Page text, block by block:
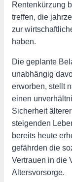
Rentenkürzung
treffen, die
zur
haben.
Die geplante
unabhängig
erworben, stellt
einen
Sicherheit
steigenden
bereits heute
gefährden die
Vertrauen in die
Altersvorsorge.